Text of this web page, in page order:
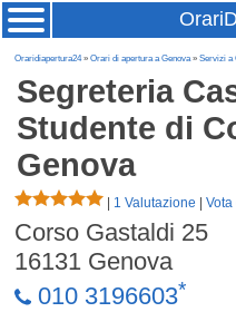
Oraridiapertura24»Orari di apertura a Genova»Servizi a
Segreteria
Studente di
Genova
1 Valutazione |Vota
Corso Gastaldi 25
16131 Genova
010 3196603*